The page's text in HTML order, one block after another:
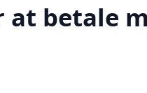
at betale